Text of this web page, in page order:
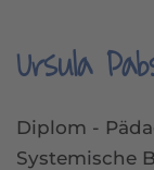
Ursula
Diplom -
Systemische